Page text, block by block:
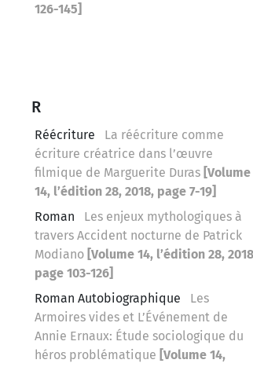
126-145]
R
Réécriture
La réécriture comme
écriture créatrice dans l’œuvre
filmique de Marguerite Duras [Volume
14, l’édition 28, 2018, page 7-19]
Roman
Les enjeux mythologiques à
travers Accident nocturne de Patrick
Modiano [Volume 14, l’édition 28,
page 103-126]
Roman Autobiographique
Les
Armoires vides et L’Événement de
Annie Ernaux: Étude sociologique du
héros problématique [Volume 14,